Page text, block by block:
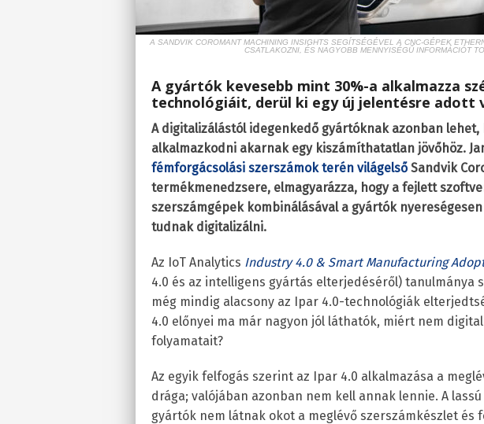
A SANDVIK COROMANT MACHINING INSIGHTS SEGÍTSÉGÉVEL A CNC-GÉPEK
CSATLAKOZNI, ÉS NAGYOBB MENNYISÉGŰ INFORMÁCIÓT
A gyártók kevesebb mint 30%-a alkalmazza
technológiáit, derül ki egy új jelentésre adott
A digitalizálástól idegenkedő gyártóknak azonban lehet,
alkalmazkodni akarnak egy kiszámíthatatlan jövőhöz.
fémforgácsolási szerszámok terén világelső Sandvik
termékmenedzsere, elmagyarázza, hogy a fejlett
szerszámgépek kombinálásával a gyártók
tudnak digitalizálni.
Az IoT Analytics Industry 4.0 & Smart Manufacturing
4.0 és az intelligens gyártás elterjedéséről) tanulmánya
még mindig alacsony az Ipar 4.0-technológiák
4.0 előnyei ma már nagyon jól láthatók, miért nem
folyamatait?
Az egyik felfogás szerint az Ipar 4.0 alkalmazása a
drága; valójában azonban nem kell annak lennie. A
gyártók nem látnak okot a meglévő szerszámkészlet és